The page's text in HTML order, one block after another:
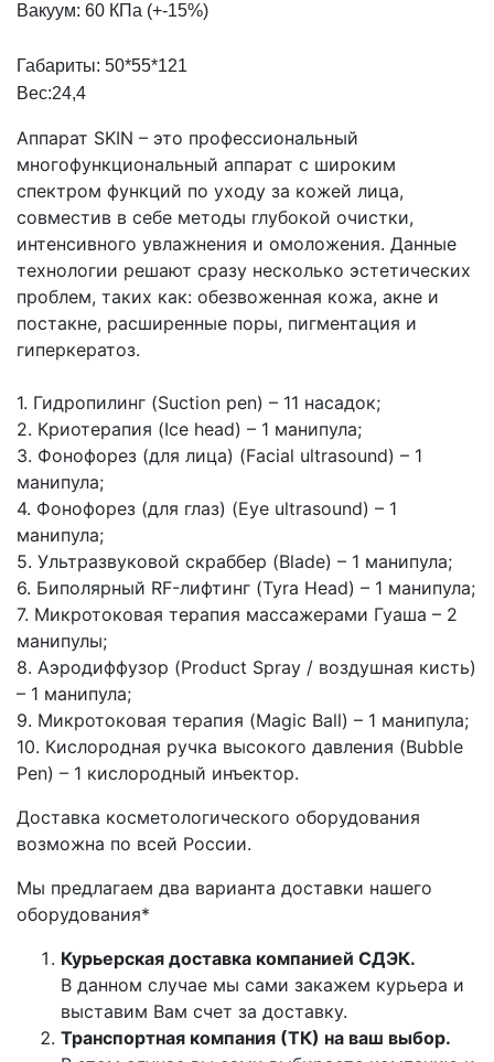
Вакуум: 60 КПа (+-15%)
Габариты: 50*55*121
Вес:24,4
Аппарат SKIN – это профессиональный
многофункциональный аппарат с широким
спектром функций по уходу за кожей лица,
совместив в себе методы глубокой очистки,
интенсивного увлажнения и омоложения. Данные
технологии решают сразу несколько эстетических
проблем, таких как: обезвоженная кожа, акне и
постакне, расширенные поры, пигментация и
гиперкератоз.
1. Гидропилинг (Suction pen) – 11 насадок;
2. Криотерапия (Ice head) – 1 манипула;
3. Фонофорез (для лица) (Facial ultrasound) – 1
манипула;
4. Фонофорез (для глаз) (Eye ultrasound) – 1
манипула;
5. Ультразвуковой скраббер (Blade) – 1 манипула;
6. Биполярный RF-лифтинг (Tyra Head) – 1 манипула;
7. Микротоковая терапия массажерами Гуаша – 2
манипулы;
8. Аэродиффузор (Product Spray / воздушная кисть)
– 1 манипула;
9. Микротоковая терапия (Magic Ball) – 1 манипула;
10. Кислородная ручка высокого давления (Bubble
Pen) – 1 кислородный инъектор.
Доставка косметологического оборудования
возможна по всей России.
Мы предлагаем два варианта доставки нашего
оборудования*
Курьерская доставка компанией СДЭК.
В данном случае мы сами закажем курьера и
выставим Вам счет за доставку.
Транспортная компания (ТК) на ваш выбор.